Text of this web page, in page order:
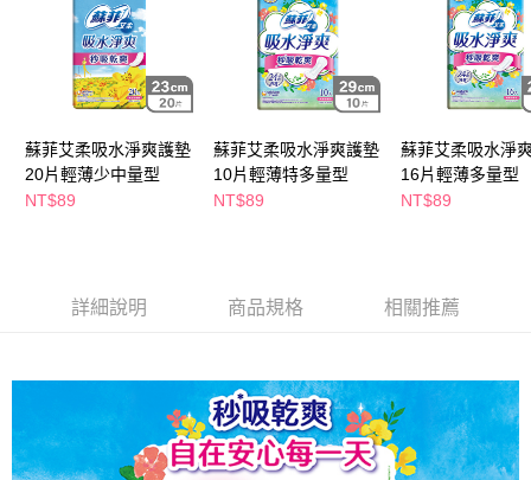
是否繳費成功／繳費後需取消欲退款等相關疑問，請聯繫「AFTEE先享後付
客戶支援中心」https://netprotections.freshdesk.com/support/home
【注意事項】
１．透過由恩沛科技股份有限公司提供之「AFTEE先享後付」服務完成之交
易，需依本服務之必要範圍內提供個人資料，並將交易相關給付款項請求債
權轉讓予恩沛科技股份有限公司。
２．關於個人資料處理事宜，請瀏覽以下網址：
https://aftee.tw/terms/#terms3
３．未成年的使用者請事先徵得法定代理人或監護人之同意方可使用
請求用戶進行身份認證。
每筆NT$65，滿NT$490(含以上)免運費
7-11取貨付款
每筆NT$65，滿NT$490(含以上)免運費
付款後7-11取貨
每筆NT$65，滿NT$490(含以上)免運費
蘇菲艾柔吸水淨爽護墊
20片輕薄少中量型
NT$89
蘇菲艾柔吸水淨爽護墊
10片輕薄特多量型
NT$89
蘇菲艾柔吸水淨
16片輕薄多量型
NT$89
詳細說明 商品規格 相關推薦